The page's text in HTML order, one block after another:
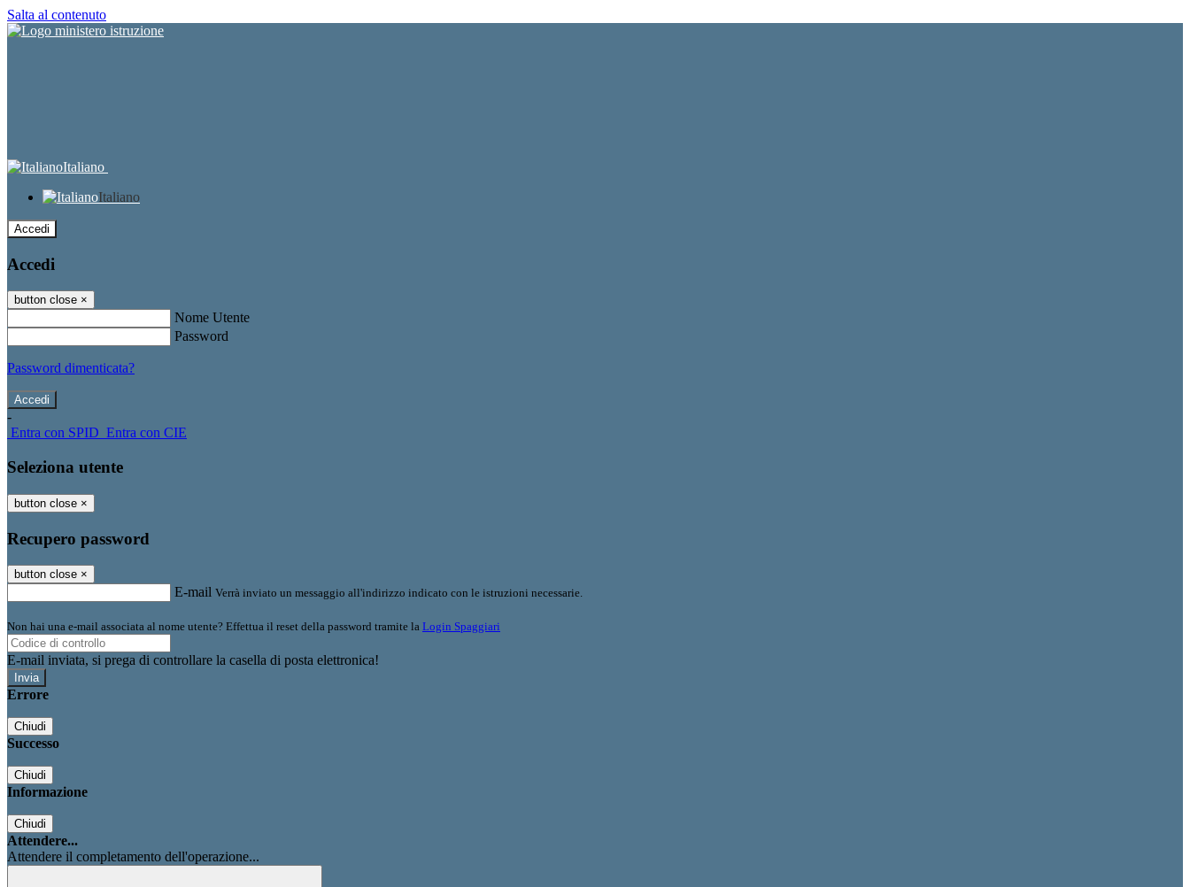
Salta al contenuto
Italiano
Italiano
Accedi
Accedi
button close ×
Nome Utente
Password
Password dimenticata?
-
Entra con SPID Entra con CIE
Seleziona utente
button close ×
Recupero password
button close ×
E-mail Verrà inviato un messaggio all'indirizzo indicato con le istruzioni necessarie.
Non hai una e-mail associata al nome utente? Effettua il reset della password tramite la Login Spaggiari
E-mail inviata, si prega di controllare la casella di posta elettronica!
Errore
Chiudi
Successo
Chiudi
Informazione
Chiudi
Attendere...
Attendere il completamento dell'operazione...